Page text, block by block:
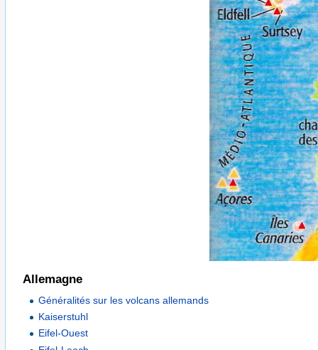
Allemagne
Généralités sur les volcans allemands‎
Kaiserstuhl
Eifel-Ouest